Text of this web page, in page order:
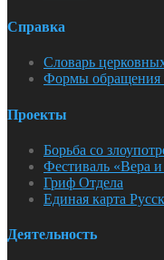
Справка
Словарь
Формы обращения
Проекты
Борьба со
Фестиваль «Вера и
Гриф Отдела
Единая карта
Деятельность